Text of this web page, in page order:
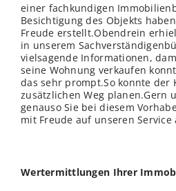
einer fachkundigen
Besichtigung des Objekts
Freude erstellt.Obendrein
in unserem
vielsagende Informationen,
seine Wohnung verkaufen
das sehr prompt.So konnte der
zusätzlichen Weg planen.Gern
genauso Sie bei diesem
mit Freude auf unseren Service
Wertermittlungen Ihrer